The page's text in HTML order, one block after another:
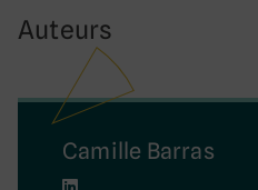
Auteurs
Camille Barras